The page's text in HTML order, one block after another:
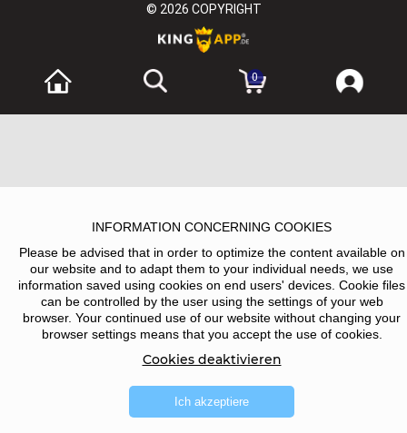
© 2026 COPYRIGHT
0
INFORMATION CONCERNING COOKIES
Please be advised that in order to optimize the content available on
our website and to adapt them to your individual needs, we use
information saved using cookies on end users' devices. Cookie files
can be controlled by the user using the settings of your web
browser. Your continued use of our website without changing your
browser settings means that you accept the use of cookies.
Cookies deaktivieren
Ich akzeptiere